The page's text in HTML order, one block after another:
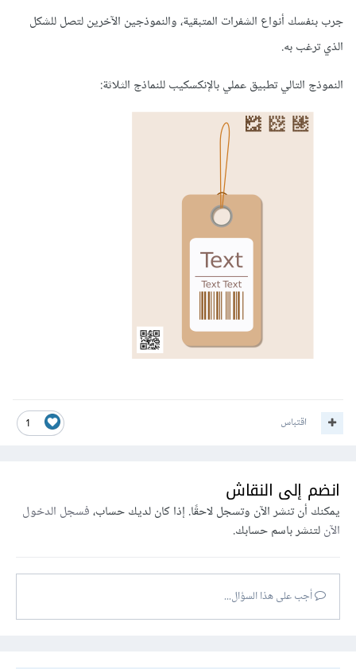
جرب بنفسك أنواع الشفرات المتبقية، والنموذجين الآخرين لتصل للشكل
الذي ترغب به.
النموذج التالي تطبيق عملي بالإنكسكيب للنماذج الثلاثة:
1 اقتباس
انضم إلى النقاش
يمكنك أن تنشر الآن وتسجل لاحقًا. إذا كان لديك حساب،فسجل الدخول
الآنلتنشر باسم حسابك.
أجب على هذا السؤال...